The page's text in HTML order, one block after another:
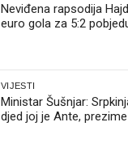
Neviđena rapsodija
euro gola za 5:2
VIJESTI
Ministar Šušnjar:
djed joj je Ante,